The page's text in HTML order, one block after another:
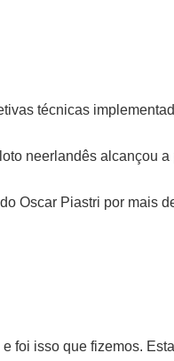
técnicas
neerlandês alcançou
Oscar Piastri por mais
foi isso que fizemos.